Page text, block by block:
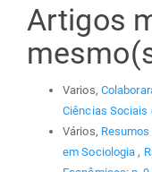
Artigos
Varios,
Ciências Sociais
Vários,
em Sociologia,